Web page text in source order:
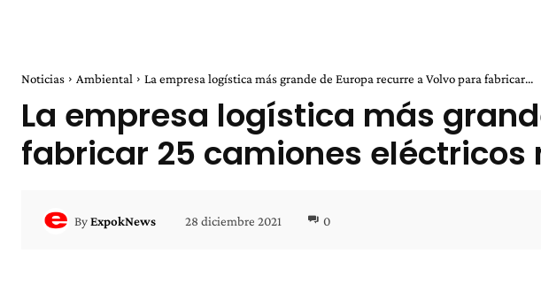
Noticias Ambiental La empresa logística más grande de Europa recurre a Volvo para fabricar...
La empresa logística más
fabricar 25 camiones eléctricos
ByExpokNews 28 diciembre 2021 0